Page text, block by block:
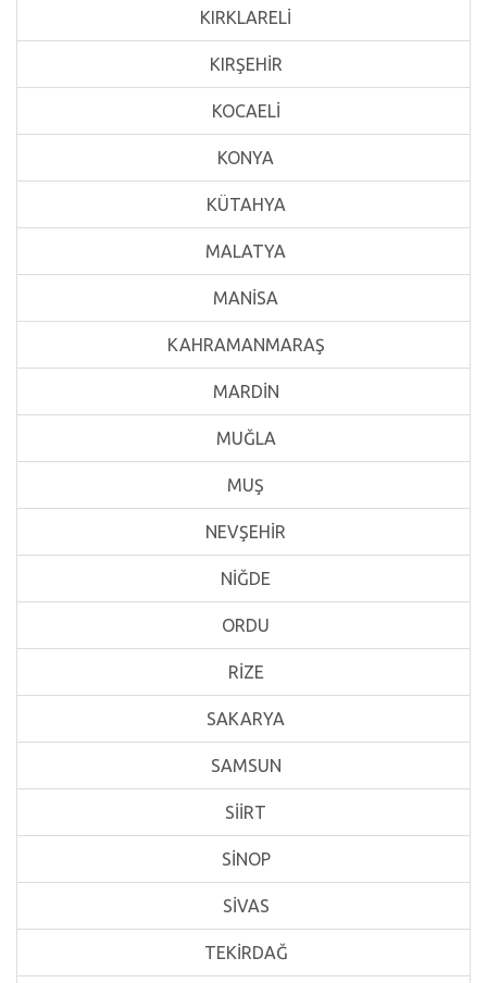
KIRKLARELİ
KIRŞEHİR
KOCAELİ
KONYA
KÜTAHYA
MALATYA
MANİSA
KAHRAMANMARAŞ
MARDİN
MUĞLA
MUŞ
NEVŞEHİR
NİĞDE
ORDU
RİZE
SAKARYA
SAMSUN
SİİRT
SİNOP
SİVAS
TEKİRDAĞ